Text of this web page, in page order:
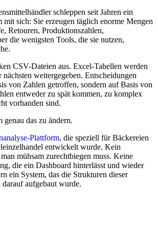
schleppen seit Jahren ein
mit sich: Sie erzeugen täglich enorme Mengen
Retouren, Produktionszahlen,
die wenigsten Tools, die sie nutzen,
CSV-Dateien aus. Excel-Tabellen werden
weitergegeben. Entscheidungen
von Zahlen getroffen, sondern auf Basis von
entweder zu spät kommen, zu komplex
vorhanden sind.
genau das zu ändern.
Plattform, die speziell für Bäckereien
entwickelt wurde. Kein
mühsam zurechtbiegen muss. Keine
die ein Dashboard hinterlässt und wieder
ein System, das die Strukturen dieser
aufgebaut wurde.